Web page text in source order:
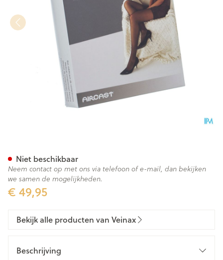
€ 49,95
Niet beschikbaar
Neem contact op met ons via telefoon of e-mail, dan bekijken
we samen de mogelijkheden.
Bekijk alle producten van Veinax
Beschrijving